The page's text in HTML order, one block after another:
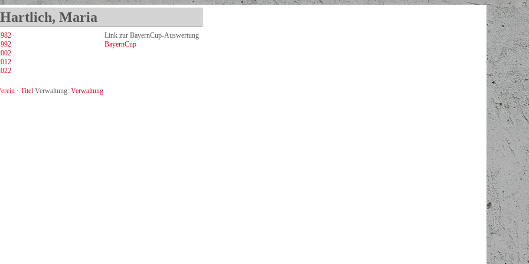
Maria
Link zur BayernCup-Auswertung
BayernCup
· Titel Verwaltung: Verwaltung